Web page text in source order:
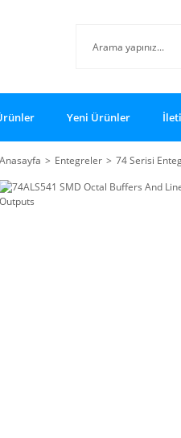
Yeni Ürünler
Anasayfa Entegreler 74 Serisi